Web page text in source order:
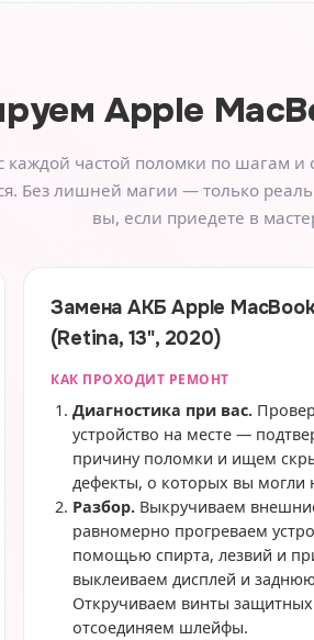
Apple
каждой частой поломки по шагам и
Без лишней магии — только
вы, если приедете в
Замена АКБ Apple
(Retina, 13", 2020)
КАК ПРОХОДИТ РЕМОНТ
Диагностика при вас.
устройство на месте —
причину поломки и ищем
дефекты, о которых вы могли
Разбор. Выкручиваем
равномерно прогреваем
помощью спирта, лезвий и
выклеиваем дисплей и
Откручиваем винты защитных
отсоединяем шлейфы.